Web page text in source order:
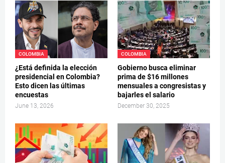
COLOMBIA
¿Está definida la elección
presidencial en Colombia?
Esto dicen las últimas
encuestas
June 13, 2026
COLOMBIA
Gobierno busca eliminar
prima de $16 millones
mensuales a congresistas y
bajarles el salario
December 30, 2025